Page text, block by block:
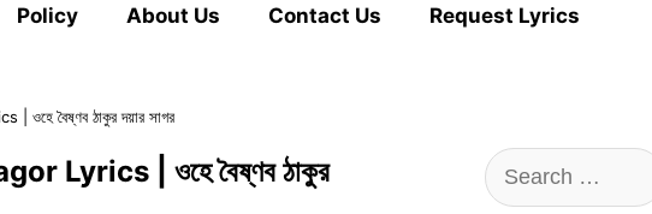
Policy About Us Contact Us Request Lyrics
বৈষ্ণব ঠাকুর দয়ার সাগর
Lyrics | ওহে বৈষ্ণব ঠাকুর
Search
for: